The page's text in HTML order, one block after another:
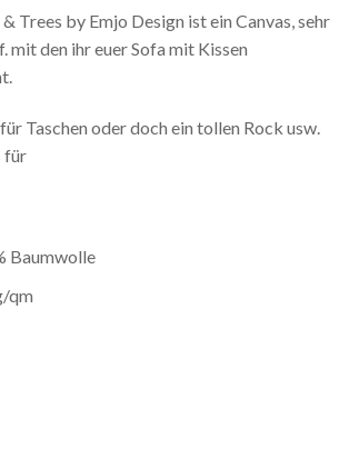
Trees by Emjo Design ist ein Canvas, sehr
mit den ihr euer Sofa mit Kissen
Taschen oder doch ein tollen Rock usw.
für
Baumwolle
qm